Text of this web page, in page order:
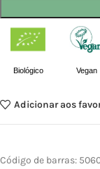
Biológico Vegan
Adicionar aos
Código de barras: